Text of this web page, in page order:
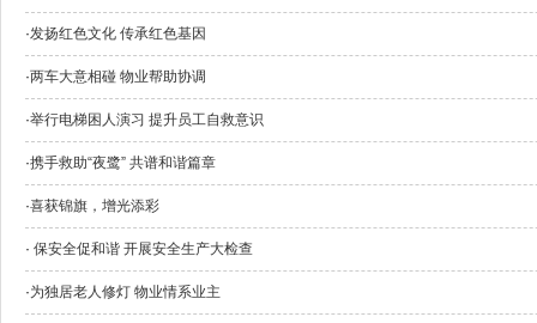
·发扬红色文化 传承红色基因
·两车大意相碰 物业帮助协调
·举行电梯困人演习 提升员工自救意识
·携手救助“夜鹭” 共谱和谐篇章
·喜获锦旗，增光添彩
· 保安全促和谐 开展安全生产大检查
·为独居老人修灯 物业情系业主